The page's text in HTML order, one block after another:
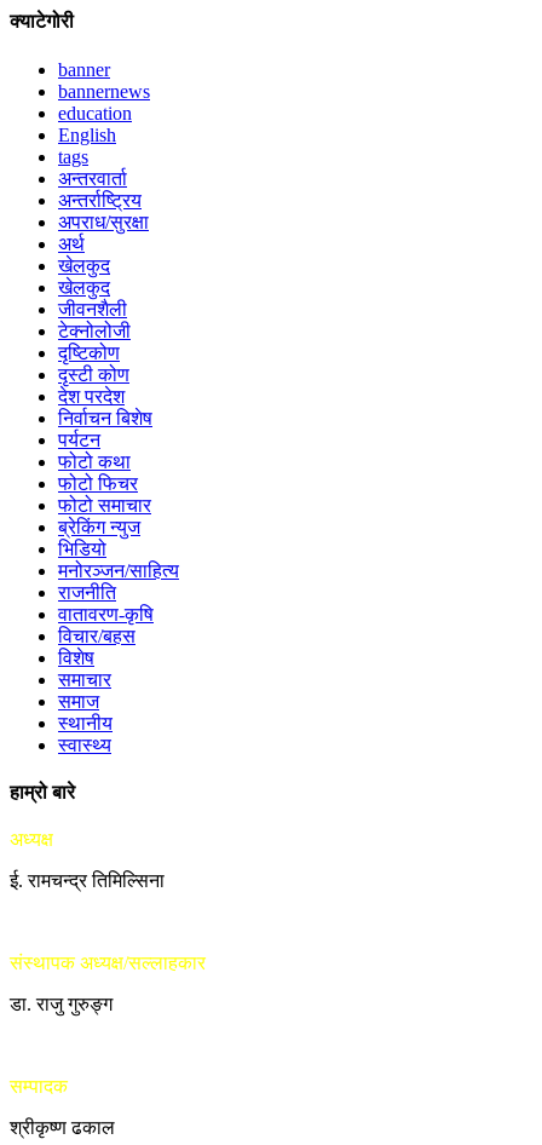
क्याटेगोरी
banner
bannernews
education
English
tags
अन्तरवार्ता
अन्तर्राष्ट्रिय
अपराध/सुरक्षा
अर्थ
खेलकुद
खेलकुद
जीवनशैली
टेक्नोलोजी
दृष्टिकोण
दृस्टी कोण
देश परदेश
निर्वाचन बिशेष
पर्यटन
फोटो कथा
फोटो फिचर
फोटो समाचार
ब्रेकिंग न्युज
भिडियो
मनोरञ्जन/साहित्य
राजनीति
वातावरण-कृषि
विचार/बहस
विशेष
समाचार
समाज
स्थानीय
स्वास्थ्य
हाम्रो बारे
अध्यक्ष
ई. रामचन्द्र तिमिल्सिना
संस्थापक अध्यक्ष/सल्लाहकार
डा. राजु गुरुङ्ग
सम्पादक
श्रीकृष्ण ढकाल